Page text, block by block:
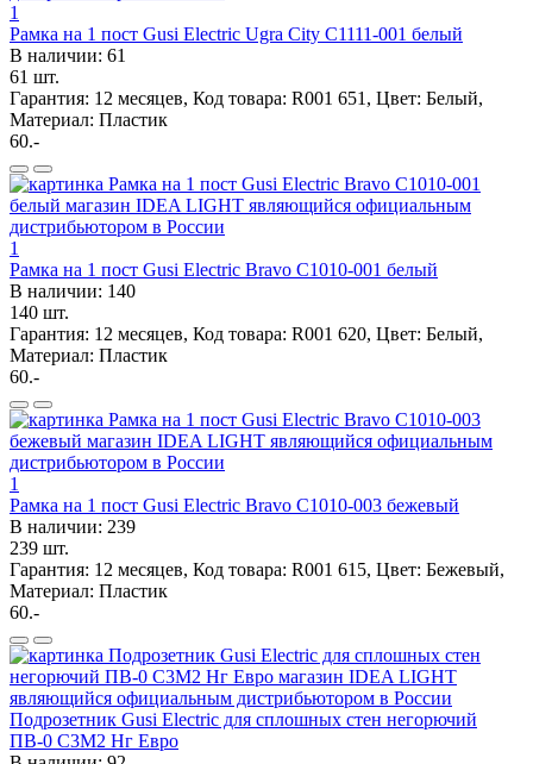
1
Рамка на 1 пост Gusi Electric Ugra City С1111-001 белый
В наличии: 61
61 шт.
Гарантия: 12 месяцев, Код товара: R001 651, Цвет: Белый,
Материал: Пластик
60.-
1
Рамка на 1 пост Gusi Electric Bravo С1010-001 белый
В наличии: 140
140 шт.
Гарантия: 12 месяцев, Код товара: R001 620, Цвет: Белый,
Материал: Пластик
60.-
1
Рамка на 1 пост Gusi Electric Bravo С1010-003 бежевый
В наличии: 239
239 шт.
Гарантия: 12 месяцев, Код товара: R001 615, Цвет: Бежевый,
Материал: Пластик
60.-
Подрозетник Gusi Electric для сплошных стен негорючий
ПВ-0 С3М2 Нг Евро